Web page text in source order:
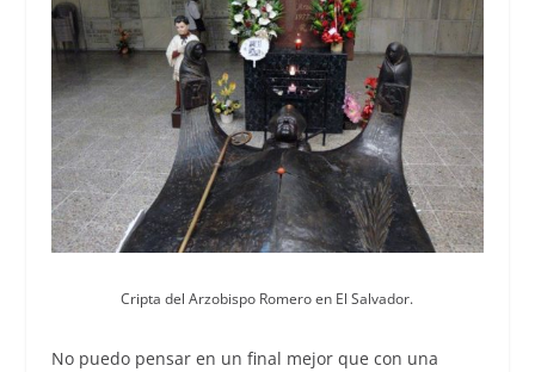
Cripta del Arzobispo Romero en El Salvador.
No puedo pensar en un final mejor que con una